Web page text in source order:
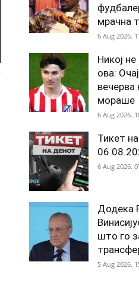
мрачна
6 Aug 2026.
Никој
ова:
мораше
6 Aug 2026.
Тикет
6 Aug 2026.
Додека
што го
5 Aug 2026.